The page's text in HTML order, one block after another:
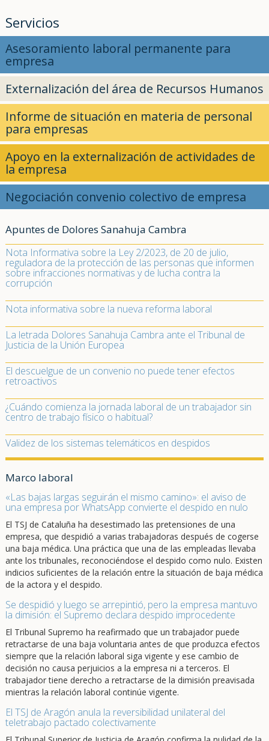
Servicios
Asesoramiento laboral permanente para
empresa
Externalización del área de Recursos Humanos
Informe de situación en materia de personal
para empresas
Apoyo en la externalización de actividades de
la empresa
Negociación convenio colectivo de empresa
Apuntes de Dolores Sanahuja Cambra
Nota Informativa sobre la Ley 2/2023, de 20 de julio,
reguladora de la protección de las personas que informen
sobre infracciones normativas y de lucha contra la
corrupción
Nota informativa sobre la nueva reforma laboral
La letrada Dolores Sanahuja Cambra ante el Tribunal de
Justicia de la Unión Europea
El descuelgue de un convenio no puede tener efectos
retroactivos
¿Cuándo comienza la jornada laboral de un trabajador sin
centro de trabajo físico o habitual?
Validez de los sistemas telemáticos en despidos
Marco laboral
«Las bajas largas seguirán el mismo camino»: el aviso de
una empresa por WhatsApp convierte el despido en nulo
El TSJ de Cataluña ha desestimado las pretensiones de una
empresa, que despidió a varias trabajadoras después de cogerse
una baja médica. Una práctica que una de las empleadas llevaba
ante los tribunales, reconociéndose el despido como nulo. Existen
indicios suficientes de la relación entre la situación de baja médica
de la actora y el despido.
Se despidió y luego se arrepintió, pero la empresa mantuvo
la dimisión: el Supremo declara despido improcedente
El Tribunal Supremo ha reafirmado que un trabajador puede
retractarse de una baja voluntaria antes de que produzca efectos
siempre que la relación laboral siga vigente y ese cambio de
decisión no causa perjuicios a la empresa ni a terceros. El
trabajador tiene derecho a retractarse de la dimisión preavisada
mientras la relación laboral continúe vigente.
El TSJ de Aragón anula la reversibilidad unilateral del
teletrabajo pactado colectivamente